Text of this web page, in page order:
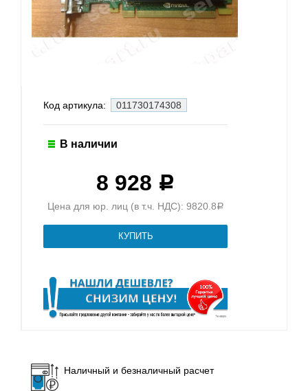
Код артикула: 011730174308
В наличии
8 928 Р
Цена для юр. лиц (в т.ч. НДС): 9820.8 Р
Наличный и безналичный расчет